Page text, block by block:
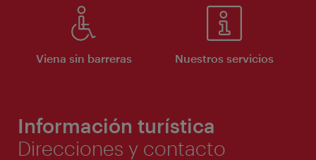
Viena sin barreras Nuestros servicios
Información turística
Direcciones y contacto